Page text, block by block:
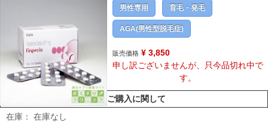
男性専用 育毛・発毛
AGA(男性型脱毛症)
販売価格 ¥ 3,850
申し訳ございませんが、只今品切れ中で
す。
ご購入に関して
在庫： 在庫なし